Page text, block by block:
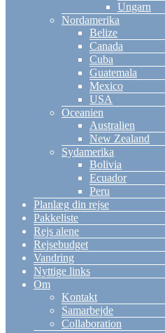
Ungarn
Nordamerika
Belize
Canada
Cuba
Guatemala
Mexico
USA
Oceanien
Australien
New Zealand
Sydamerika
Bolivia
Ecuador
Peru
Planlæg din rejse
Pakkeliste
Rejs alene
Rejsebudget
Vandring
Nyttige links
Om
Kontakt
Samarbejde
Collaboration